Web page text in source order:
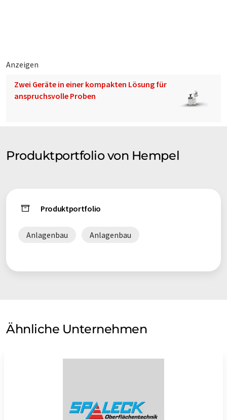
Anzeigen
Zwei Geräte in einer kompakten Lösung für
anspruchsvolle Proben
Produktportfolio von Hempel
Produktportfolio
Anlagenbau Anlagenbau
Ähnliche Unternehmen